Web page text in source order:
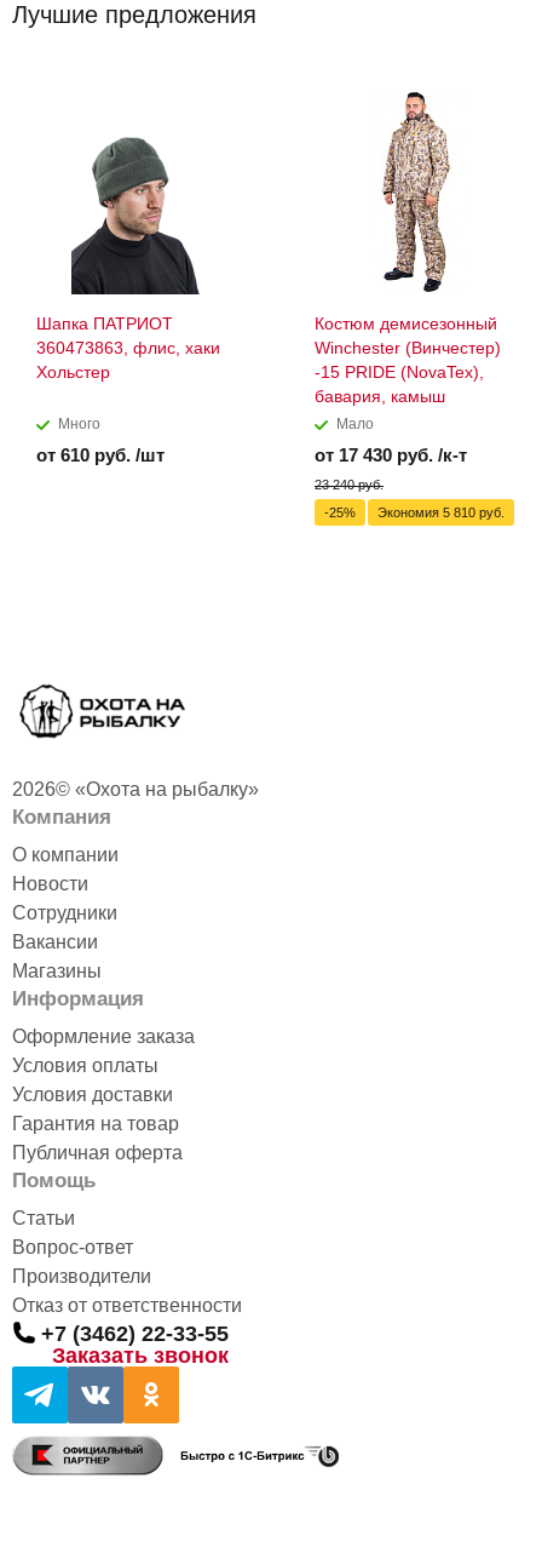
Лучшие предложения
Шапка ПАТРИОТ
360473863, флис, хаки
Хольстер
Много
от 610 руб. /шт
Костюм демисезонный
Winchester (Винчестер)
-15 PRIDE (NovaTex),
бавария, камыш
Мало
от 17 430 руб. /к-т
23 240 руб.
-25%
Экономия 5 810 руб.
2026© «Охота на рыбалку»
Компания
О компании
Новости
Сотрудники
Вакансии
Магазины
Информация
Оформление заказа
Условия оплаты
Условия доставки
Гарантия на товар
Публичная оферта
Помощь
Статьи
Вопрос-ответ
Производители
Отказ от ответственности
+7 (3462) 22-33-55
Заказать звонок